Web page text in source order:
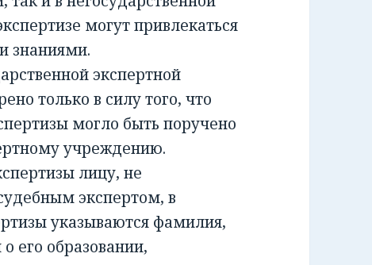
могут привлекаться
знаниями.
экспертной
только в силу того, что
могло быть поручено
учреждению.
лицу, не
экспертом, в
указываются фамилия,
его образовании,